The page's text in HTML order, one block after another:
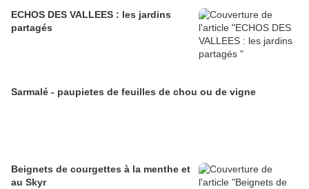
ECHOS DES VALLEES : les jardins
partagés
Sarmalé - paupietes de feuilles de chou ou de vigne
Beignets de courgettes à la menthe et
au Skyr